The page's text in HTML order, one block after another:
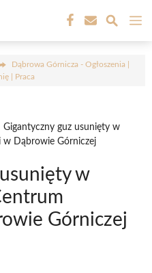
Dąbrowa Górnicza - Ogłoszenia |
| Praca
Gigantyczny guz usunięty w
w Dąbrowie Górniczej
w
Górniczej